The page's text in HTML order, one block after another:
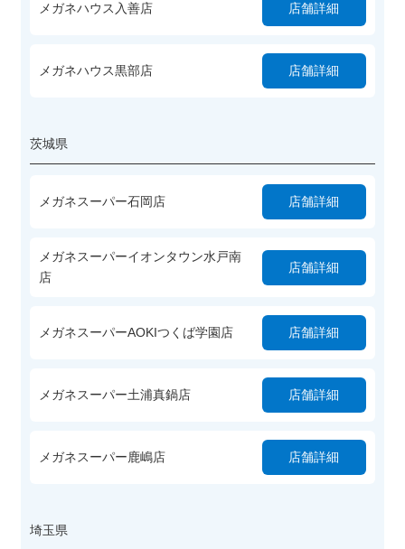
メガネハウス入善店 店舗詳細
メガネハウス黒部店 店舗詳細
茨城県
メガネスーパー石岡店 店舗詳細
メガネスーパーイオンタウン水戸南
店
店舗詳細
メガネスーパーAOKIつくば学園店 店舗詳細
メガネスーパー土浦真鍋店 店舗詳細
メガネスーパー鹿嶋店 店舗詳細
埼玉県